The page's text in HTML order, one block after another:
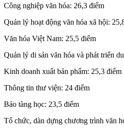
Công nghiệp văn hóa: 26,3 điểm
Quản lý hoạt động văn hóa xã hội:
Văn hóa Việt Nam: 25,5 điểm
Quản lý di sản văn hóa và phát triển
Kinh doanh xuất bản phẩm: 25,3 điểm
Thông tin thư viện: 24 điểm
Bảo tàng học: 23,5 điểm
Tổ chức, dàn dựng chương trình văn